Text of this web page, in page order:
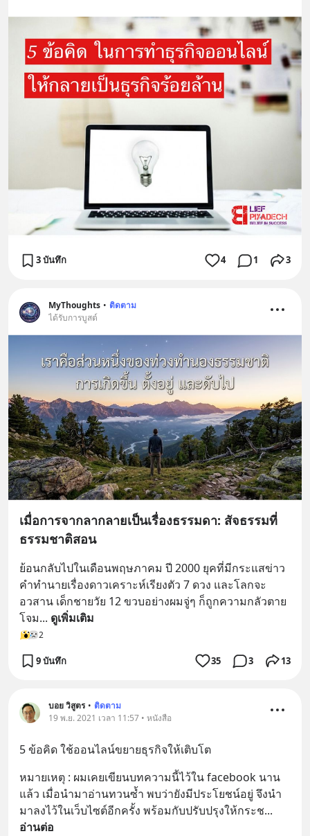
3 บันทึก 4 1 3
MyThoughts • ติดตาม
ได้รับการบูสต์
เมื่อการจากลากลายเป็นเรื่องธรรมดา: สัจธรรมที่
ธรรมชาติสอน
ย้อนกลับไปในเดือนพฤษภาคม ปี 2000 ยุคที่มีกระแสข่าว
คำทำนายเรื่องดาวเคราะห์เรียงตัว 7 ดวง และโลกจะ
อวสาน เด็กชายวัย 12 ขวบอย่างผมจู่ๆ ก็ถูกความกลัวตาย
โจม... ดูเพิ่มเติม
2
9 บันทึก 35 3 13
บอย วิสูตร • ติดตาม
19 พ.ย. 2021 เวลา 11:57 • หนังสือ
5 ข้อคิด ใช้ออนไลน์ขยายธุรกิจให้เติบโต
หมายเหตุ : ผมเคยเขียนบทความนี้ไว้ใน facebook นาน
แล้ว เมื่อนำมาอ่านทวนซ้ำ พบว่ายังมีประโยชน์อยู่ จึงนำ
มาลงไว้ในเว็บไซต์อีกครั้ง พร้อมกับปรับปรุงให้กระช
อ่านต่อ